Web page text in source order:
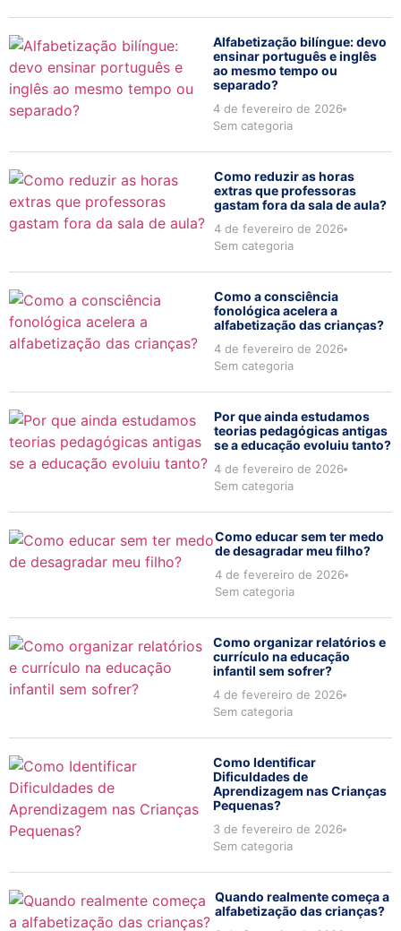
Alfabetização bilíngue: devo
ensinar português e inglês
ao mesmo tempo ou
separado?
4 de fevereiro de 2026
Sem categoria
Como reduzir as horas
extras que professoras
gastam fora da sala de aula?
4 de fevereiro de 2026
Sem categoria
Como a consciência
fonológica acelera a
alfabetização das crianças?
4 de fevereiro de 2026
Sem categoria
Por que ainda estudamos
teorias pedagógicas antigas
se a educação evoluiu tanto?
4 de fevereiro de 2026
Sem categoria
Como educar sem ter medo
de desagradar meu filho?
4 de fevereiro de 2026
Sem categoria
Como organizar relatórios e
currículo na educação
infantil sem sofrer?
4 de fevereiro de 2026
Sem categoria
Como Identificar
Dificuldades de
Aprendizagem nas Crianças
Pequenas?
3 de fevereiro de 2026
Sem categoria
Quando realmente começa a
alfabetização das crianças?